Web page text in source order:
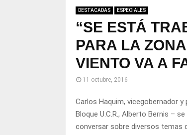
DESTACADAS ESPECIALES
“SE ESTÁ
PARA LA
VIENTO VA A
11 octubre, 2016
Carlos Haquim, vicegobernador
Bloque U.C.R., Alberto Bernis –
conversar sobre diversos temas